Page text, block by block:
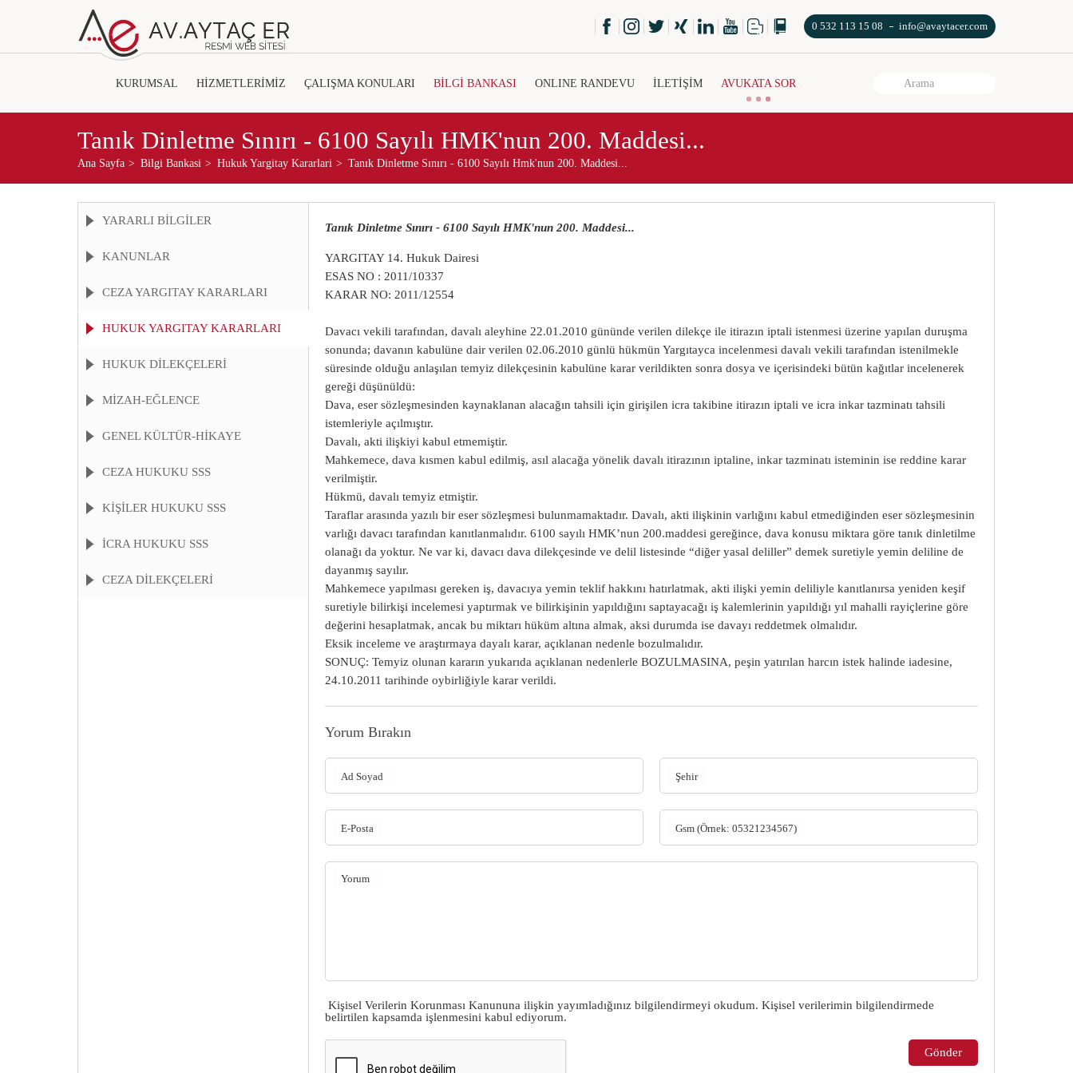
0 532 113 15 08 info@avaytacer.com
KURUMSAL HİZMETLERİMİZ ÇALIŞMA KONULARI BİLGİ BANKASI ONLINE RANDEVU İLETİŞİM AVUKATA SOR
Tanık Dinletme Sınırı - 6100 Sayılı HMK'nun 200. Maddesi...
Ana Sayfa Bilgi Bankasi Hukuk Yargitay Kararlari Tanık Dinletme Sınırı - 6100 Sayılı Hmk'nun 200. Maddesi...
Tanık Dinletme Sınırı - 6100 Sayılı HMK'nun 200. Maddesi...
YARGITAY 14. Hukuk Dairesi
ESAS NO : 2011/10337
KARAR NO: 2011/12554
Davacı vekili tarafından, davalı aleyhine 22.01.2010 gününde verilen dilekçe ile itirazın iptali istenmesi üzerine yapılan duruşma
sonunda; davanın kabulüne dair verilen 02.06.2010 günlü hükmün Yargıtayca incelenmesi davalı vekili tarafından istenilmekle
süresinde olduğu anlaşılan temyiz dilekçesinin kabulüne karar verildikten sonra dosya ve içerisindeki bütün kağıtlar incelenerek
gereği düşünüldü:
Dava, eser sözleşmesinden kaynaklanan alacağın tahsili için girişilen icra takibine itirazın iptali ve icra inkar tazminatı tahsili
istemleriyle açılmıştır.
Davalı, akti ilişkiyi kabul etmemiştir.
Mahkemece, dava kısmen kabul edilmiş, asıl alacağa yönelik davalı itirazının iptaline, inkar tazminatı isteminin ise reddine karar
verilmiştir.
Hükmü, davalı temyiz etmiştir.
Taraflar arasında yazılı bir eser sözleşmesi bulunmamaktadır. Davalı, akti ilişkinin varlığını kabul etmediğinden eser sözleşmesinin
varlığı davacı tarafından kanıtlanmalıdır. 6100 sayılı HMK’nun 200.maddesi gereğince, dava konusu miktara göre tanık dinletilme
olanağı da yoktur. Ne var ki, davacı dava dilekçesinde ve delil listesinde “diğer yasal deliller” demek suretiyle yemin deliline de
dayanmış sayılır.
Mahkemece yapılması gereken iş, davacıya yemin teklif hakkını hatırlatmak, akti ilişki yemin deliliyle kanıtlanırsa yeniden keşif
suretiyle bilirkişi incelemesi yaptırmak ve bilirkişinin yapıldığını saptayacağı iş kalemlerinin yapıldığı yıl mahalli rayiçlerine göre
değerini hesaplatmak, ancak bu miktarı hüküm altına almak, aksi durumda ise davayı reddetmek olmalıdır.
Eksik inceleme ve araştırmaya dayalı karar, açıklanan nedenle bozulmalıdır.
SONUÇ: Temyiz olunan kararın yukarıda açıklanan nedenlerle BOZULMASINA, peşin yatırılan harcın istek halinde iadesine,
24.10.2011 tarihinde oybirliğiyle karar verildi.
Yorum Bırakın
Ad Soyad Şehir
E-Posta Gsm (Örnek: 05321234567)
Yorum
Kişisel Verilerin Korunması Kanununa ilişkin yayımladığınız bilgilendirmeyi okudum. Kişisel verilerimin bilgilendirmede
belirtilen kapsamda işlenmesini kabul ediyorum.
Gönder
YARARLI BİLGİLER
KANUNLAR
CEZA YARGITAY KARARLARI
HUKUK YARGITAY KARARLARI
HUKUK DİLEKÇELERİ
MİZAH-EĞLENCE
GENEL KÜLTÜR-HİKAYE
CEZA HUKUKU SSS
KIŞILER HUKUKU SSS
İCRA HUKUKU SSS
CEZA DİLEKÇELERİ